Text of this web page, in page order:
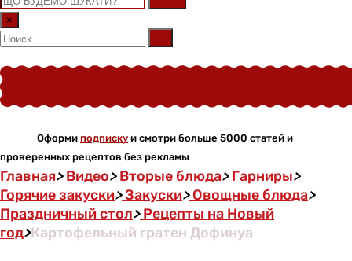
×
Оформи подписку и смотри больше 5000 статей и
проверенных рецептов без рекламы
Главная>Видео>Вторые блюда>Гарниры>
Горячие закуски>Закуски>Овощные блюда>
Праздничный стол>Рецепты на Новый
год>Картофельный гратен Дофинуа